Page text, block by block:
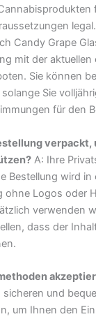
Candy Grape
mit der aktuellen
Sie können
Sie
für den
verpackt,
A: Ihre
Bestellung wird in
ohne Logos oder
verwenden
dass der
sicheren und
um Ihnen den